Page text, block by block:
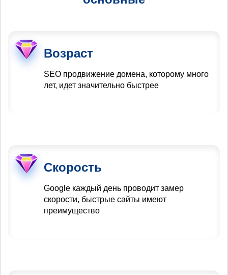
Возраст
SEO продвижение домена, которому много
лет, идет значительно быстрее
Скорость
Google каждый день проводит замер
скорости, быстрые сайты имеют
преимущество